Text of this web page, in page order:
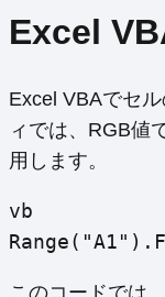
Excel
Excel VBAでセ
ィでは、RGB値
用します。
vb